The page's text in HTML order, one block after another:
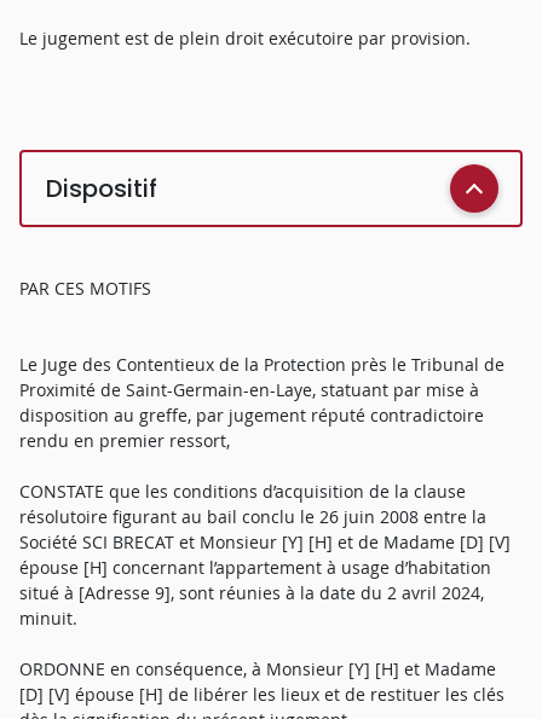
Le jugement est de plein droit exécutoire par provision.
Dispositif
PAR CES MOTIFS
Le Juge des Contentieux de la Protection près le Tribunal de
Proximité de Saint-Germain-en-Laye, statuant par mise à
disposition au greffe, par jugement réputé contradictoire
rendu en premier ressort,
CONSTATE que les conditions d’acquisition de la clause
résolutoire figurant au bail conclu le 26 juin 2008 entre la
Société SCI BRECAT et Monsieur [Y] [H] et de Madame [D] [V]
épouse [H] concernant l’appartement à usage d’habitation
situé à [Adresse 9], sont réunies à la date du 2 avril 2024,
minuit.
ORDONNE en conséquence, à Monsieur [Y] [H] et Madame
[D] [V] épouse [H] de libérer les lieux et de restituer les clés